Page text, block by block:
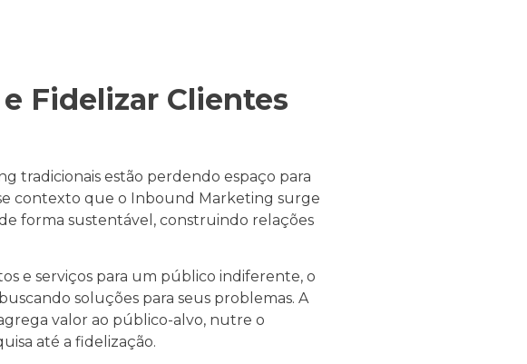
Fidelizar Clientes
tradicionais estão perdendo espaço para
contexto que o Inbound Marketing surge
forma sustentável, construindo relações
e serviços para um público indiferente, o
soluções para seus problemas. A
valor ao público-alvo, nutre o
até a fidelização.